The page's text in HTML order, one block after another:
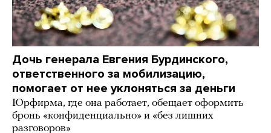
Дочь генерала Евгения Бурдинского,
ответственного за мобилизацию,
помогает от нее уклоняться за деньги
Юрфирма, где она работает, обещает оформить
бронь «конфиденциально» и «без лишних
разговоров»